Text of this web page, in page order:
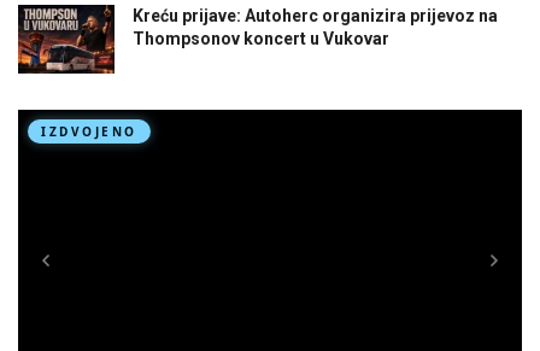
Kreću prijave: Autoherc organizira prijevoz na
Thompsonov koncert u Vukovar